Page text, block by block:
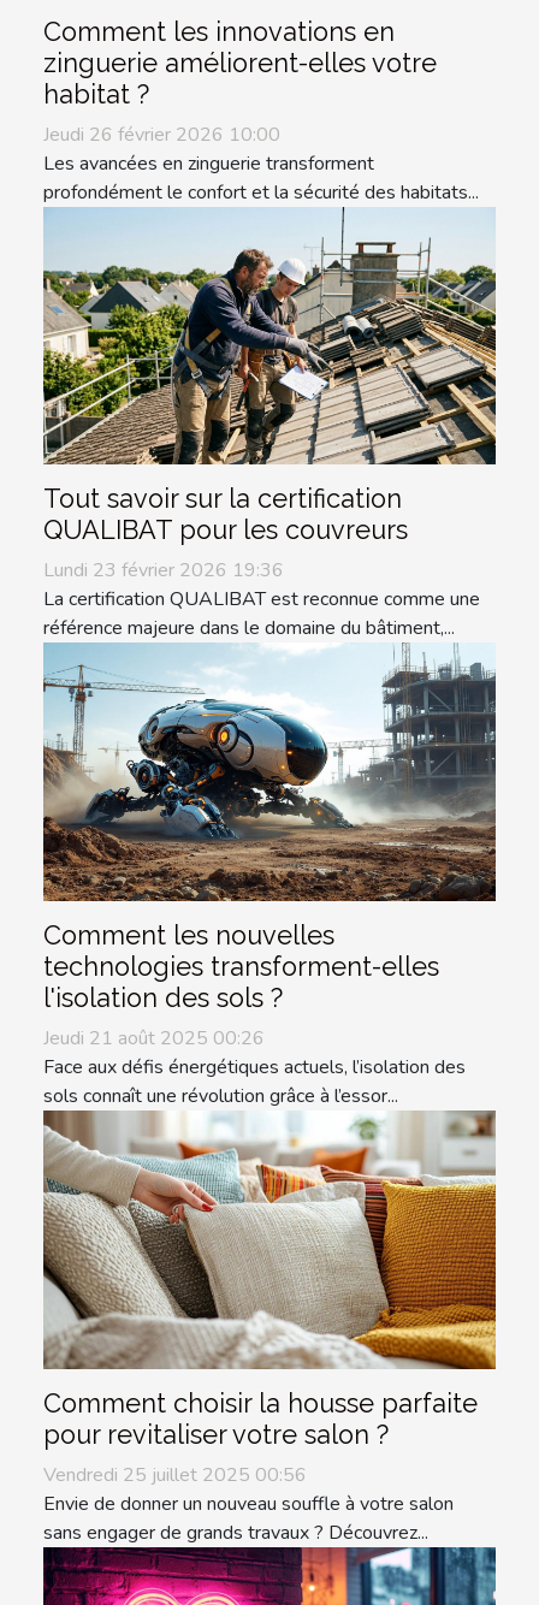
Comment les innovations en
zinguerie améliorent-elles votre
habitat ?
Jeudi 26 février 2026 10:00
Les avancées en zinguerie transforment
profondément le confort et la sécurité des habitats...
Tout savoir sur la certification
QUALIBAT pour les couvreurs
Lundi 23 février 2026 19:36
La certification QUALIBAT est reconnue comme une
référence majeure dans le domaine du bâtiment,...
Comment les nouvelles
technologies transforment-elles
l'isolation des sols ?
Jeudi 21 août 2025 00:26
Face aux défis énergétiques actuels, l’isolation des
sols connaît une révolution grâce à l’essor...
Comment choisir la housse parfaite
pour revitaliser votre salon ?
Vendredi 25 juillet 2025 00:56
Envie de donner un nouveau souffle à votre salon
sans engager de grands travaux ? Découvrez...